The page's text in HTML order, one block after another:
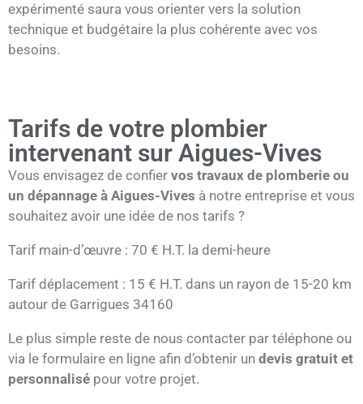
expérimenté saura vous orienter vers la solution
technique et budgétaire la plus cohérente avec vos
besoins.
Tarifs de votre plombier
intervenant sur Aigues-Vives
Vous envisagez de confier vos travaux de plomberie ou
un dépannage à Aigues-Vives à notre entreprise et vous
souhaitez avoir une idée de nos tarifs ?
Tarif main-d’œuvre : 70 € H.T. la demi-heure
Tarif déplacement : 15 € H.T. dans un rayon de 15-20 km
autour de Garrigues 34160
Le plus simple reste de nous contacter par téléphone ou
via le formulaire en ligne afin d’obtenir un devis gratuit et
personnalisé pour votre projet.